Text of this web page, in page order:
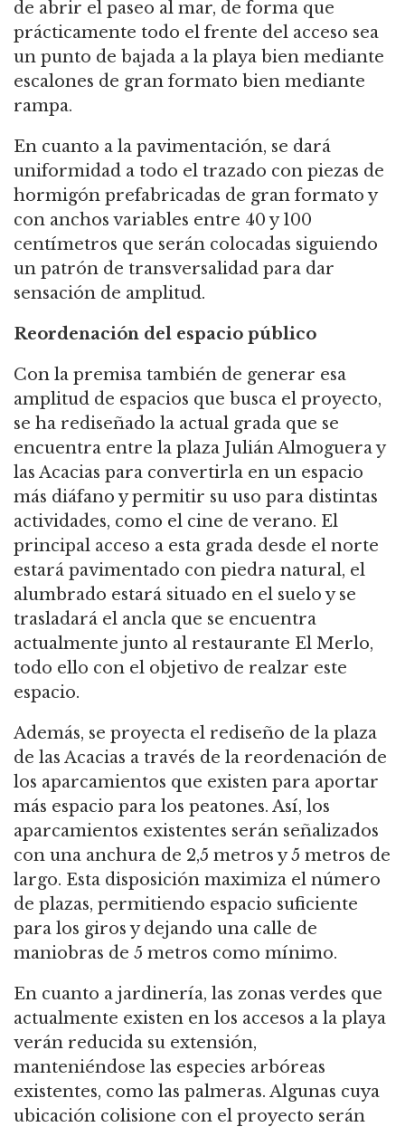
de abrir el paseo al mar, de forma que
prácticamente todo el frente del acceso sea
un punto de bajada a la playa bien mediante
escalones de gran formato bien mediante
rampa.
En cuanto a la pavimentación, se dará
uniformidad a todo el trazado con piezas de
hormigón prefabricadas de gran formato y
con anchos variables entre 40 y 100
centímetros que serán colocadas siguiendo
un patrón de transversalidad para dar
sensación de amplitud.
Reordenación del espacio público
Con la premisa también de generar esa
amplitud de espacios que busca el proyecto,
se ha rediseñado la actual grada que se
encuentra entre la plaza Julián Almoguera y
las Acacias para convertirla en un espacio
más diáfano y permitir su uso para distintas
actividades, como el cine de verano. El
principal acceso a esta grada desde el norte
estará pavimentado con piedra natural, el
alumbrado estará situado en el suelo y se
trasladará el ancla que se encuentra
actualmente junto al restaurante El Merlo,
todo ello con el objetivo de realzar este
espacio.
Además, se proyecta el rediseño de la plaza
de las Acacias a través de la reordenación de
los aparcamientos que existen para aportar
más espacio para los peatones. Así, los
aparcamientos existentes serán señalizados
con una anchura de 2,5 metros y 5 metros de
largo. Esta disposición maximiza el número
de plazas, permitiendo espacio suficiente
para los giros y dejando una calle de
maniobras de 5 metros como mínimo.
En cuanto a jardinería, las zonas verdes que
actualmente existen en los accesos a la playa
verán reducida su extensión,
manteniéndose las especies arbóreas
existentes, como las palmeras. Algunas cuya
ubicación colisione con el proyecto serán